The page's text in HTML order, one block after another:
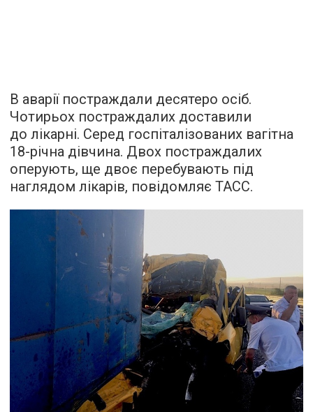
В аварії постраждали десятеро осіб.
Чотирьох постраждалих доставили
до лікарні. Серед госпіталізованих вагітна
18-річна дівчина. Двох постраждалих
оперують, ще двоє перебувають під
наглядом лікарів, повідомляє ТАСС.